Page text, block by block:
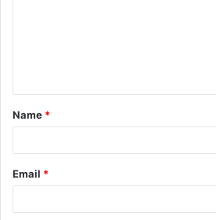
t
*
Name *
Email *